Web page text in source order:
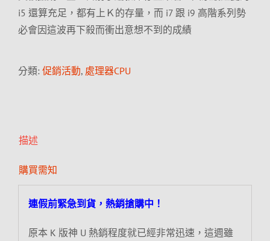
i5 還算充足，都有上Ｋ的存量，而 i7 跟 i9 高階系列勢
必會因這波再下殺而衝出意想不到的成績
分類: 促銷活動, 處理器CPU
描述
購買需知
連假前緊急到貨，熱銷搶購中！
原本 K 版神 U 熱銷程度就已經非常迅速，這週雖